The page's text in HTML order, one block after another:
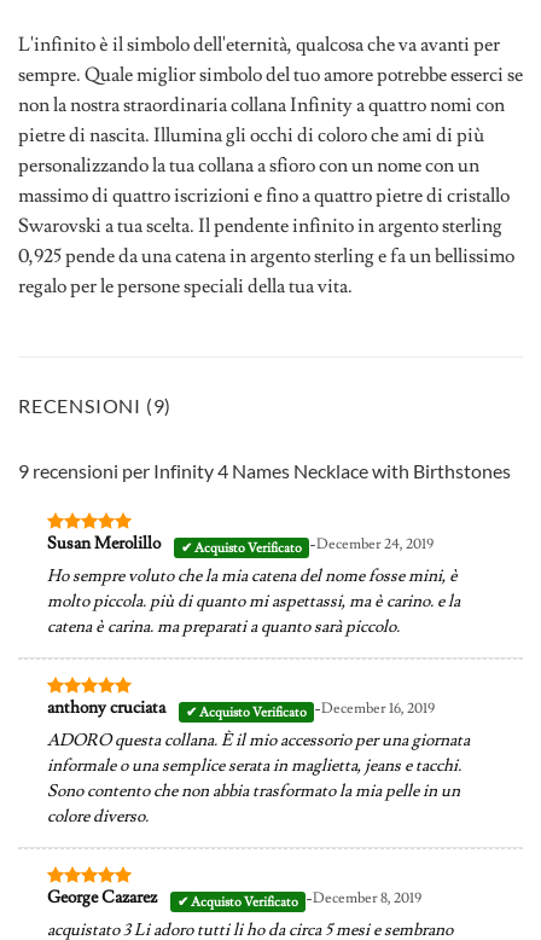
L'infinito è il simbolo dell'eternità, qualcosa che va avanti per
sempre. Quale miglior simbolo del tuo amore potrebbe esserci se
non la nostra straordinaria collana Infinity a quattro nomi con
pietre di nascita. Illumina gli occhi di coloro che ami di più
personalizzando la tua collana a sfioro con un nome con un
massimo di quattro iscrizioni e fino a quattro pietre di cristallo
Swarovski a tua scelta. Il pendente infinito in argento sterling
0,925 pende da una catena in argento sterling e fa un bellissimo
regalo per le persone speciali della tua vita.
RECENSIONI (9)
9 recensioni per Infinity 4 Names Necklace with Birthstones
Valutato5
Susan Merolillo -December 24, 2019
Ho sempre voluto che la mia catena del nome fosse mini, è
molto piccola. più di quanto mi aspettassi, ma è carino. e la
catena è carina. ma preparati a quanto sarà piccolo.
Valutato5
anthony cruciata -December 16, 2019
ADORO questa collana. È il mio accessorio per una giornata
informale o una semplice serata in maglietta, jeans e tacchi.
Sono contento che non abbia trasformato la mia pelle in un
colore diverso.
Valutato5
George Cazarez -December 8, 2019
acquistato 3 Li adoro tutti li ho da circa 5 mesi e sembrano